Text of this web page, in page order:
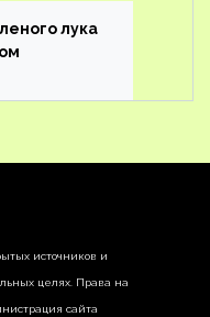
лука
источников и
целях. Права на
сайта